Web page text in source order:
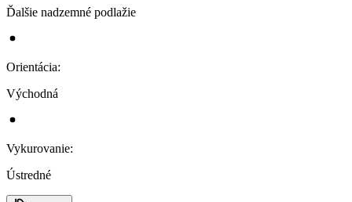
Ďalšie nadzemné podlažie
Orientácia:
Východná
Vykurovanie:
Ústredné